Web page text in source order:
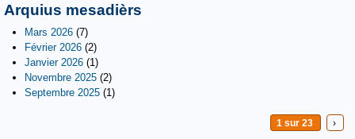
Arquius mesadièrs
Mars 2026 (7)
Février 2026 (2)
Janvier 2026 (1)
Novembre 2025 (2)
Septembre 2025 (1)
1 sur 23 ›